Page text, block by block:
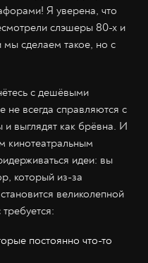
Я уверена, что
слэшеры 80-х и
сделаем такое, но с
с дешёвыми
не всегда справляются с
выглядят как брёвна. И
кинотеатральным
идеи: вы
который из-за
великолепной
постоянно что-то